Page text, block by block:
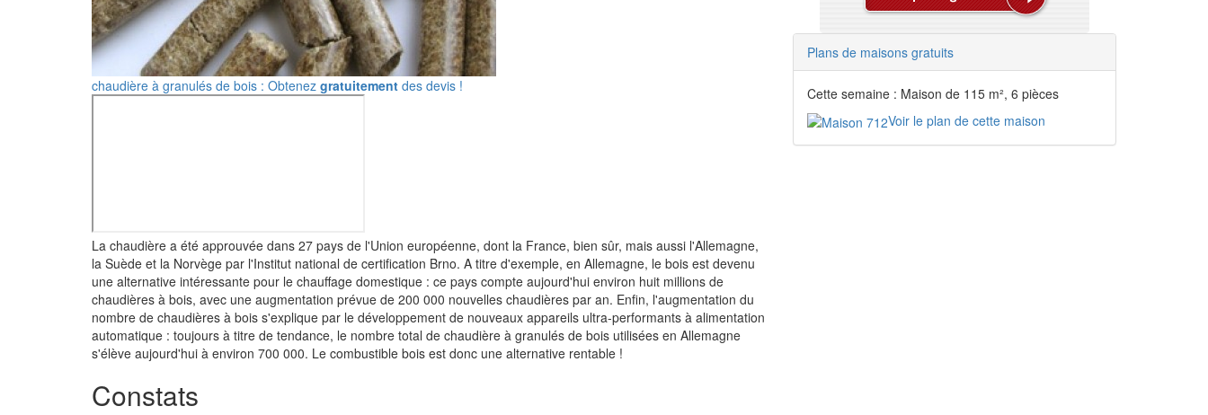
chaudière à granulés de bois : Obtenez gratuitement des devis !
La chaudière a été approuvée dans 27 pays de l'Union européenne, dont la France, bien sûr, mais aussi l'Allemagne,
la Suède et la Norvège par l'Institut national de certification Brno. A titre d'exemple, en Allemagne, le bois est devenu
une alternative intéressante pour le chauffage domestique : ce pays compte aujourd'hui environ huit millions de
chaudières à bois, avec une augmentation prévue de 200 000 nouvelles chaudières par an. Enfin, l'augmentation du
nombre de chaudières à bois s'explique par le développement de nouveaux appareils ultra-performants à alimentation
automatique : toujours à titre de tendance, le nombre total de chaudière à granulés de bois utilisées en Allemagne
s'élève aujourd'hui à environ 700 000. Le combustible bois est donc une alternative rentable !
Constats
Plans de maisons gratuits
Cette semaine : Maison de 115 m², 6 pièces
Voir le plan de cette maison